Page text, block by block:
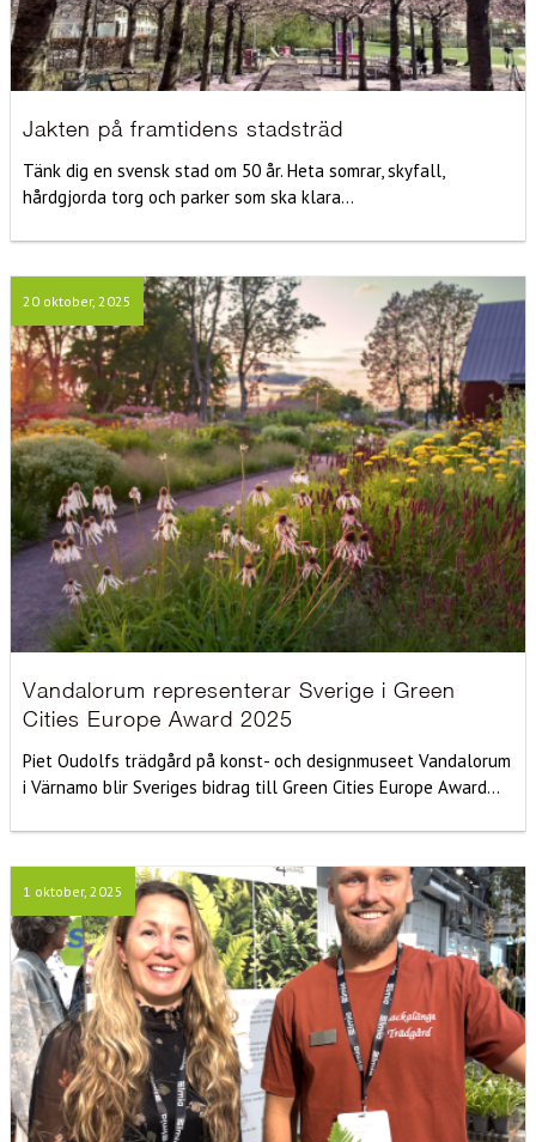
Jakten på framtidens stadsträd
Tänk dig en svensk stad om 50 år. Heta somrar, skyfall,
hårdgjorda torg och parker som ska klara...
20 oktober, 2025
Vandalorum representerar Sverige i Green
Cities Europe Award 2025
Piet Oudolfs trädgård på konst- och designmuseet Vandalorum
i Värnamo blir Sveriges bidrag till Green Cities Europe Award...
1 oktober, 2025